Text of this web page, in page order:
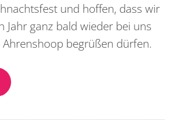
und hoffen, dass wir
Jahr ganz bald wieder bei uns
begrüßen dürfen.